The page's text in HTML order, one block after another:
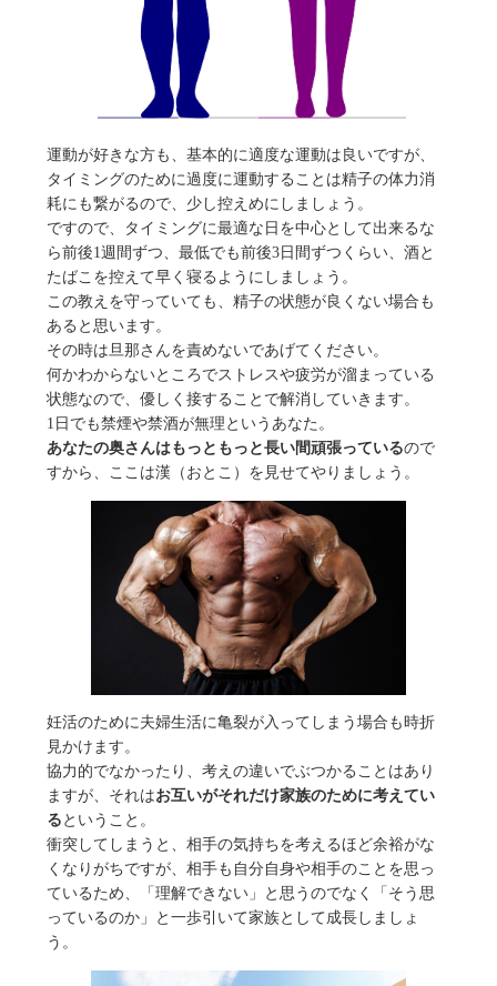
運動が好きな方も、基本的に適度な運動は良いですが、
タイミングのために過度に運動することは精子の体力消
耗にも繋がるので、少し控えめにしましょう。
ですので、タイミングに最適な日を中心として出来るな
ら前後1週間ずつ、最低でも前後3日間ずつくらい、酒と
たばこを控えて早く寝るようにしましょう。
この教えを守っていても、精子の状態が良くない場合も
あると思います。
その時は旦那さんを責めないであげてください。
何かわからないところでストレスや疲労が溜まっている
状態なので、優しく接することで解消していきます。
1日でも禁煙や禁酒が無理というあなた。
あなたの奥さんはもっともっと長い間頑張っているので
すから、ここは漢（おとこ）を見せてやりましょう。
妊活のために夫婦生活に亀裂が入ってしまう場合も時折
見かけます。
協力的でなかったり、考えの違いでぶつかることはあり
ますが、それはお互いがそれだけ家族のために考えてい
る ということ。
衝突してしまうと、相手の気持ちを考えるほど余裕がな
くなりがちですが、相手も自分自身や相手のことを思っ
ているため、「理解できない」と思うのでなく「そう思
っているのか」と一歩引いて家族として成長しましょ
う。